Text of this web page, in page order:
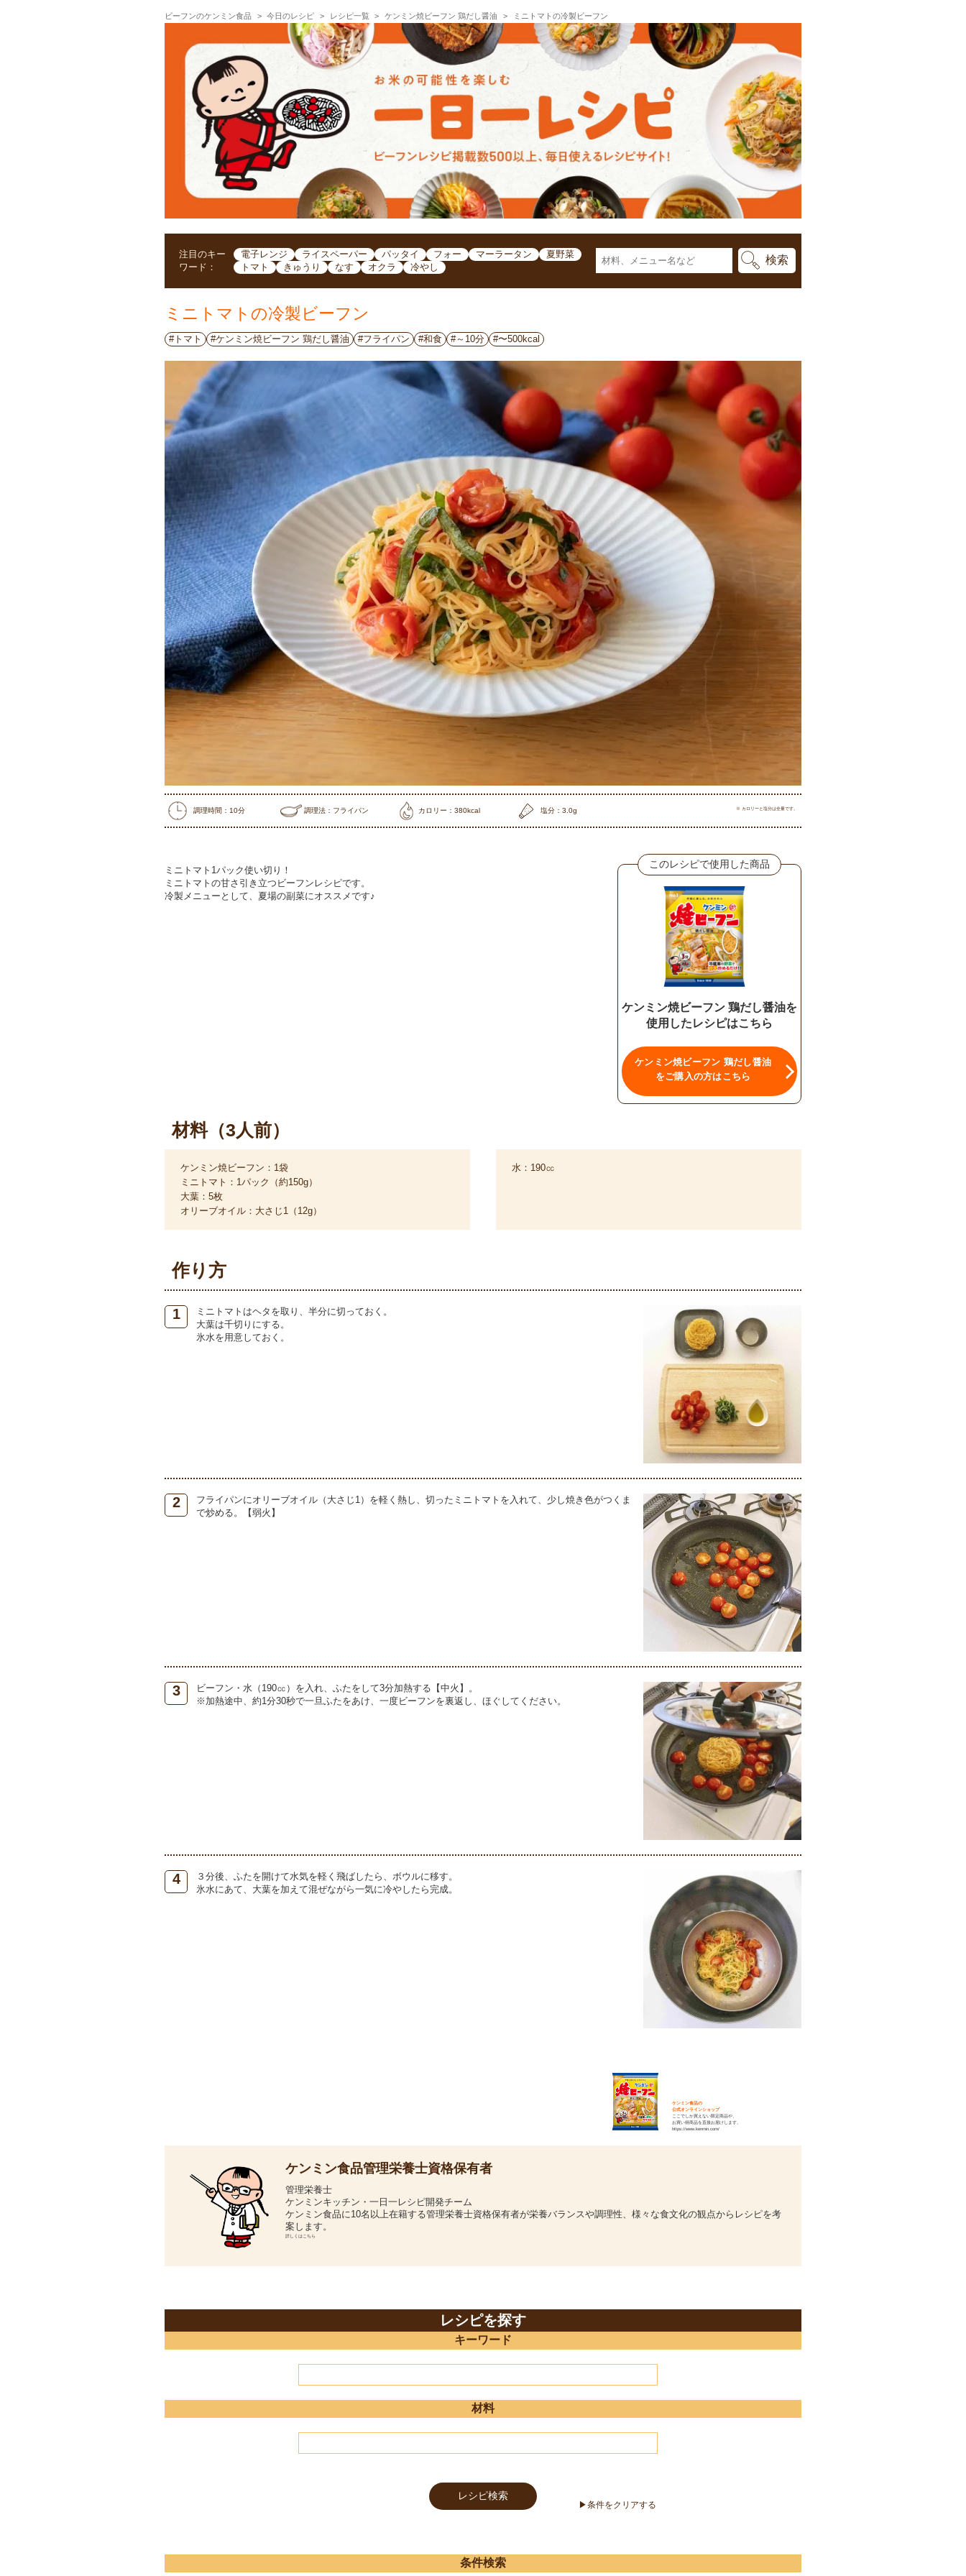
ビーフンのケンミン食品 今日のレシピ レシピ一覧 ケンミン焼ビーフン 鶏だし醤油 ミニトマトの冷製ビーフン
注目のキー
ワード：
電子レンジ ライスペーパー パッタイ フォー マーラータン
夏野菜
トマト
きゅうり なす オクラ 冷やし
ミニトマトの冷製ビーフン
#トマト #ケンミン焼ビーフン 鶏だし醤油 #フライパン #和食 #～10分 #〜500kcal
調理時間：10分 調理法：フライパン カロリー：380kcal 塩分：3.0g ※ カロリーと塩分は全量です。
ミニトマト1パック使い切り！
ミニトマトの甘さ引き立つビーフンレシピです。
冷製メニューとして、夏場の副菜にオススメです♪
このレシピで使用した商品
ケンミン焼ビーフン 鶏だし醤油を
使用したレシピはこちら
ケンミン焼ビーフン 鶏だし醤油
をご購入の方はこちら
材料（3人前）
ケンミン焼ビーフン：1袋
ミニトマト：1パック（約150g）
大葉：5枚
オリーブオイル：大さじ1（12g）
水：190㏄
作り方
1
ミニトマトはヘタを取り、半分に切っておく。
大葉は千切りにする。
氷水を用意しておく。
2
フライパンにオリーブオイル（大さじ1）を軽く熱し、切ったミニトマトを入れて、少し焼き色がつくま
で炒める。【弱火】
3
ビーフン・水（190㏄）を入れ、ふたをして3分加熱する【中火】。
※加熱途中、約1分30秒で一旦ふたをあけ、一度ビーフンを裏返し、ほぐしてください。
4
３分後、ふたを開けて水気を軽く飛ばしたら、ボウルに移す。
氷水にあて、大葉を加えて混ぜながら一気に冷やしたら完成。
ケンミン食品の
公式オンラインショップ
ここでしか買えない限定商品や、
お買い得商品を直接お届けします。
https://www.kenmin.com/
ケンミン食品管理栄養士資格保有者
管理栄養士
ケンミンキッチン・一日一レシピ開発チーム
ケンミン食品に10名以上在籍する管理栄養士資格保有者が栄養バランスや調理性、様々な食文化の観点からレシピを考
案します。
詳しくはこちら
レシピを探す
キーワード
材料
条件検索